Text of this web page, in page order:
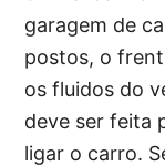
garagem de
postos, o
os fluidos do
deve ser feita
ligar o carro.